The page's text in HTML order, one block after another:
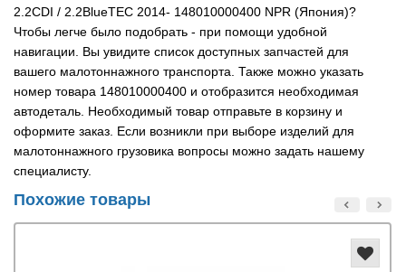
2.2CDI / 2.2BlueTEC 2014- 148010000400 NPR (Япония)?
Чтобы легче было подобрать - при помощи удобной
навигации. Вы увидите список доступных запчастей для
вашего малотоннажного транспорта. Также можно указать
номер товара 148010000400 и отобразится необходимая
автодеталь. Необходимый товар отправьте в корзину и
оформите заказ. Если возникли при выборе изделий для
малотоннажного грузовика вопросы можно задать нашему
специалисту.
Похожие товары